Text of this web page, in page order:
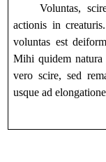
Voluntas,
actionis in
voluntas est
Mihi quidem natura
vero scire, sed
usque ad